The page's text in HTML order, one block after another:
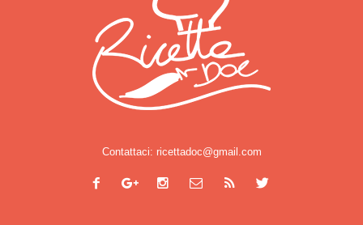
Contattaci: ricettadoc@gmail.com